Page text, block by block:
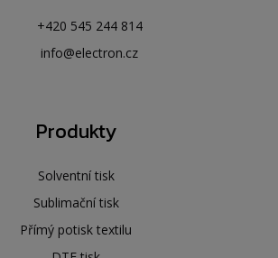
+420 545 244 814
info@electron.cz
Produkty
Solventní tisk
Sublimační tisk
Přímý potisk textilu